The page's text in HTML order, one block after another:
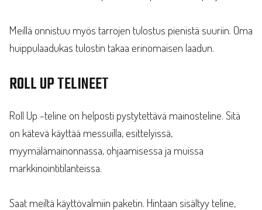
Meillä onnistuu myös tarrojen tulostus pienistä suuriin. Oma
huippulaadukas tulostin takaa erinomaisen laadun.
ROLL UP TELINEET
Roll Up -teline on helposti pystytettävä mainosteline. Sitä
on kätevä käyttää messuilla, esittelyissä,
myymälämainonnassa, ohjaamisessa ja muissa
markkinointitilanteissa.
Saat meiltä käyttövalmiin paketin. Hintaan sisältyy teline,